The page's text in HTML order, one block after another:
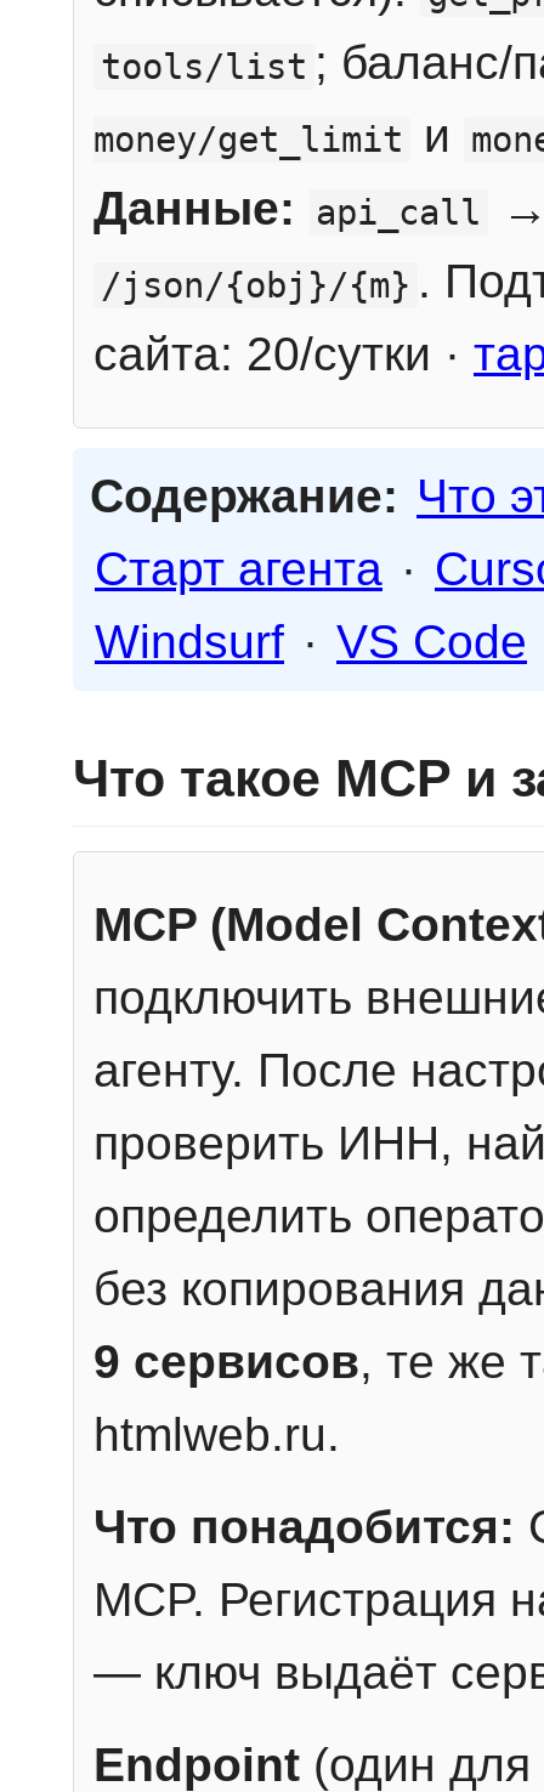
tools/list ; баланс/
money/get_limit и
Данные: api_call
/json/{obj}/{m} .
сайта: 20/сутки ·
Содержание: Что
Старт агента ·
Windsurf · VS Code
Что такое MCP и
MCP (Model
подключить
агенту. После
проверить ИНН,
определить
без копирования
9 сервисов, те же
htmlweb.ru.
Что понадобится:
MCP. Регистрация
— ключ выдаёт
Endpoint (один для